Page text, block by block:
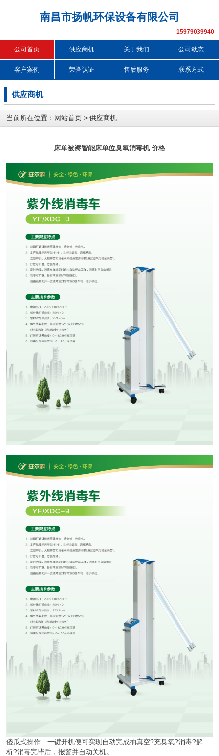
南昌市扬帆环保设备有限公司
15979039940
公司首页 供应商机 关于我们 公司动态
客户案例 荣誉认证 售后服务 联系方式
供应商机
当前所在位置： 网站首页 > 供应商机
床单被褥智能床单位臭氧消毒机 价格
傻瓜式操作，一键开机便可实现自动完成抽真空?充臭氧?消毒?解
析?消毒完毕后，报警并自动关机。